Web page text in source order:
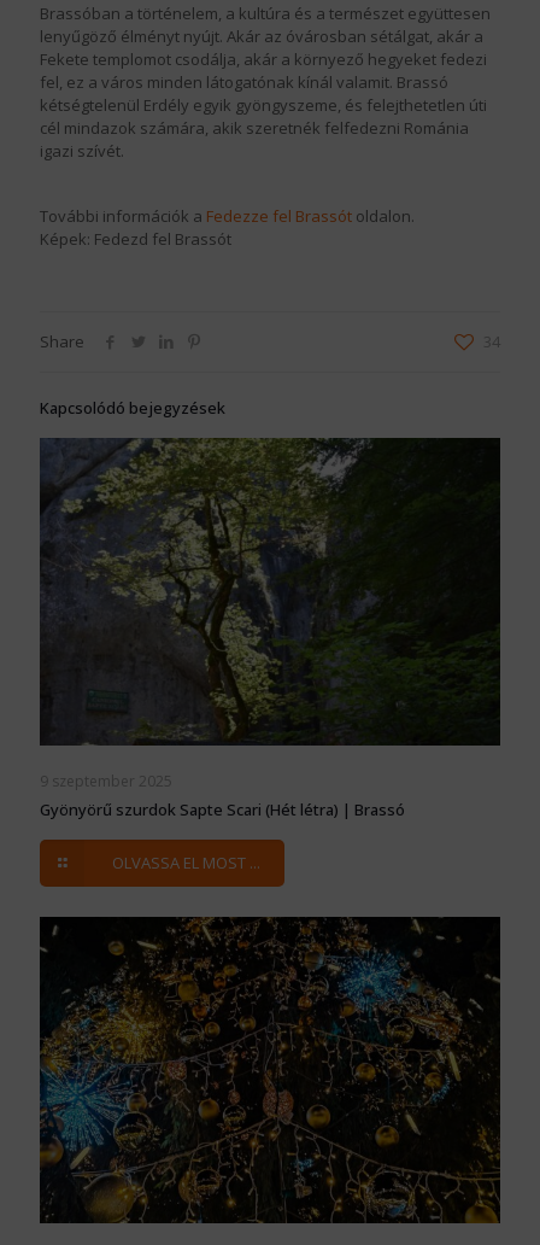
Brassóban a történelem, a kultúra és a természet együttesen
lenyűgöző élményt nyújt. Akár az óvárosban sétálgat, akár a
Fekete templomot csodálja, akár a környező hegyeket fedezi
fel, ez a város minden látogatónak kínál valamit. Brassó
kétségtelenül Erdély egyik gyöngyszeme, és felejthetetlen úti
cél mindazok számára, akik szeretnék felfedezni Románia
igazi szívét.
További információk a Fedezze fel Brassót oldalon.
Képek: Fedezd fel Brassót
Share 34
Kapcsolódó bejegyzések
9 szeptember 2025
Gyönyörű szurdok Sapte Scari (Hét létra) | Brassó
OLVASSA EL MOST ...